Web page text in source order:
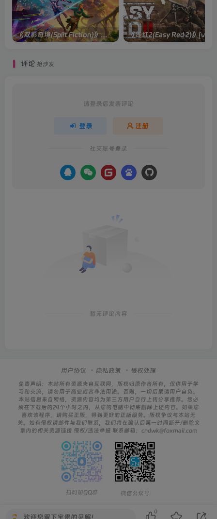
《双影奇境(Split Fiction)》单机版/联机版[v1.0 单机版/联机版]
评论 抢沙发
请登录后发表评论
登录 注册
社交账号登录
暂无评论内容
用户协议 隐私政策 侵权处理
免责声明：本站所有资源来自互联网，版权归原作者所有，仅供用于学
习和交流，请勿用于商业或者非法用途。否则，一切后果请用户自负。
本站信息来自网络，资源内容均为第三方用户自行上传分享推荐。您必
须在下载后的24个小时之内，从您的电脑中彻底删除上述内容。如果您
喜欢该程序，请购买正版，得到更好的正版服务。版权争议与本站无
关。如有侵权请邮件与我们联系，我们将在确认后第一时间断开/删除文
章内的相关资源链接 侵权/违法举报 联系邮箱：cndwk@foxmail.com
扫码加QQ群 微信公众号
欢迎您留下宝贵的见解！
0